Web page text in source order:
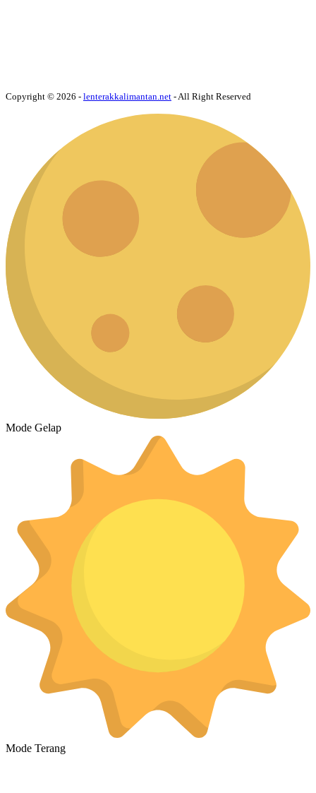
Copyright © 2026 - lenterakkalimantan.net - All Right Reserved
Mode Gelap
Mode Terang